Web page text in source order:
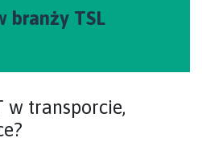
branży TSL
w transporcie,